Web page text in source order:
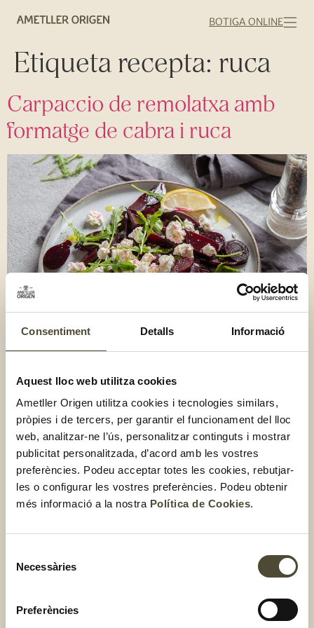
Consentiment Detalls Informació
Aquest lloc web utilitza cookies
Ametller Origen utilitza cookies i tecnologies similars,
pròpies i de tercers, per garantir el funcionament del lloc
web, analitzar-ne l’ús, personalitzar continguts i mostrar
publicitat personalitzada, d’acord amb les vostres
preferències. Podeu acceptar totes les cookies, rebutjar-
les o configurar les vostres preferències. Podeu obtenir
més informació a la nostra Política de Cookies.
Necessàries
Preferències
BOTIGA ONLINE
Etiqueta recepta: ruca
Carpaccio de remolatxa amb
formatge de cabra i ruca
Piadina Biocop a l’estil italià